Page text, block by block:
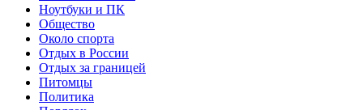
Ноутбуки и ПК
Общество
Около спорта
Отдых в России
Отдых за границей
Питомцы
Политика